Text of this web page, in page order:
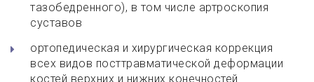
тазобедренного), в том числе артроскопия
суставов
ортопедическая и хирургическая коррекция
всех видов посттравматической деформации
костей верхних и нижних конечностей